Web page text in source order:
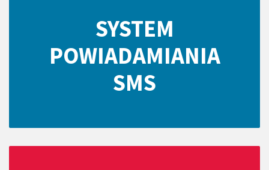
SYSTEM
POWIADAMIANIA
SMS